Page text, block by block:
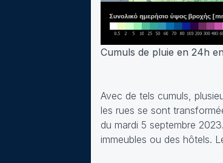
Cumuls de pluie en 24h
Avec de tels cumuls,
les rues se sont
du mardi 5 septembre
immeubles ou des hôtels.